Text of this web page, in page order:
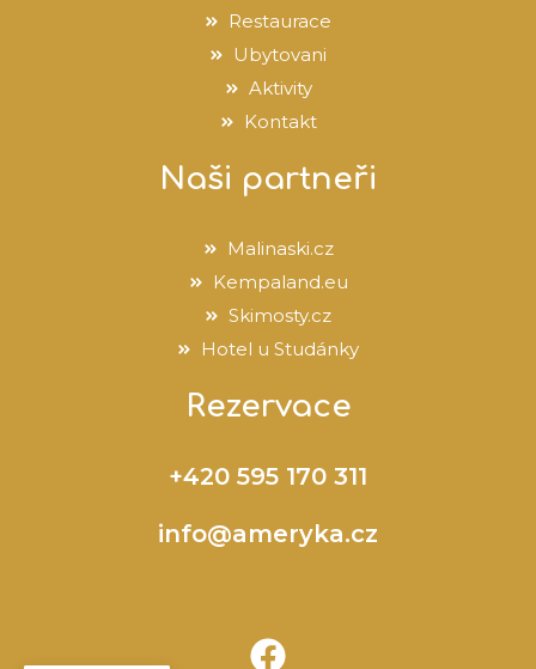
Restaurace
Ubytovani
Aktivity
Kontakt
Naši partneři
Malinaski.cz
Kempaland.eu
Skimosty.cz
Hotel u Studánky
Rezervace
+420 595 170 311
info@ameryka.cz
F